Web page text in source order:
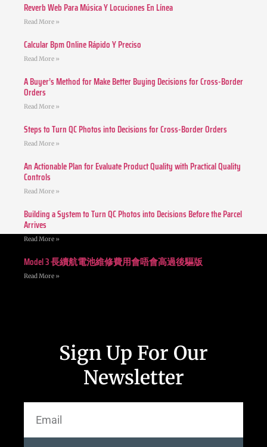
Reverb Web Para Música Y Locuciones En Línea
Read More »
Calcular Bpm Online Rápido Y Preciso
Read More »
A Buyer’s Method for Make Better Buying Decisions for Cross-Border
Orders
Read More »
Steps to Turn QC Photos into Decisions for Cross-Border Orders
Read More »
An Actionable Plan for Evaluate Product Quality with Practical Quality
Controls
Read More »
Building a System to Turn QC Photos into Decisions Before the Parcel
Arrives
Read More »
Model 3 長續航電池維修費用會唔會高過後驅版
Read More »
Sign Up For Our
Newsletter